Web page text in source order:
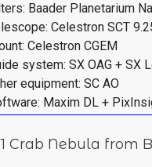
Baader Planetarium
Celestron SCT
Celestron CGEM
system: SX OAG + SX
equipment: SC AO
Maxim DL +
Crab Nebula from